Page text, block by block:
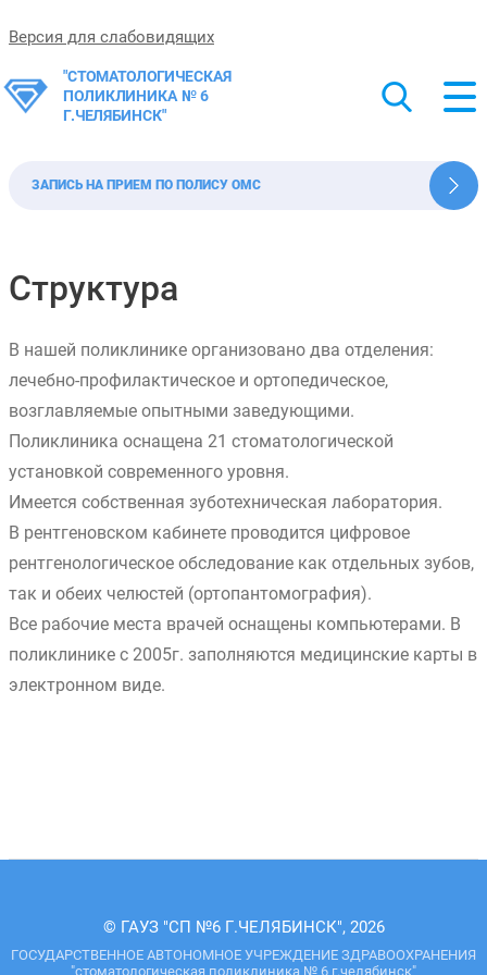
Версия для слабовидящих
"СТОМАТОЛОГИЧЕСКАЯ
ПОЛИКЛИНИКА № 6
Г.ЧЕЛЯБИНСК"
ЗАПИСЬ НА ПРИЕМ ПО ПОЛИСУ ОМС
Структура
В нашей поликлинике организовано два отделения:
лечебно-профилактическое и ортопедическое,
возглавляемые опытными заведующими.
Поликлиника оснащена 21 стоматологической
установкой современного уровня.
Имеется собственная зуботехническая лаборатория.
В рентгеновском кабинете проводится цифровое
рентгенологическое обследование как отдельных зубов,
так и обеих челюстей (ортопантомография).
Все рабочие места врачей оснащены компьютерами. В
поликлинике с 2005г. заполняются медицинские карты в
электронном виде.
© ГАУЗ "СП №6 Г.ЧЕЛЯБИНСК", 2026
ГОСУДАРСТВЕННОЕ АВТОНОМНОЕ УЧРЕЖДЕНИЕ ЗДРАВООХРАНЕНИЯ
"стоматологическая поликлиника № 6 г.челябинск"